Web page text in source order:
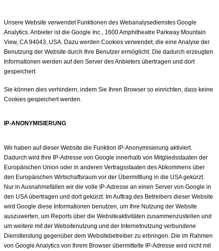
Unsere Website verwendet Funktionen des Webanalysedienstes Google
Analytics. Anbieter ist die Google Inc., 1600 Amphitheatre Parkway Mountain
View, CA 94043, USA. Dazu werden Cookies verwendet, die eine Analyse der
Benutzung der Website durch Ihre Benutzer ermöglicht. Die dadurch erzeugten
Informationen werden auf den Server des Anbieters übertragen und dort
gespeichert.
Sie können dies verhindern, indem Sie Ihren Browser so einrichten, dass keine
Cookies gespeichert werden.
IP-ANONYMISIERUNG
Wir haben auf dieser Website die Funktion IP-Anonymisierung aktiviert.
Dadurch wird Ihre IP-Adresse von Google innerhalb von Mitgliedsstaaten der
Europäischen Union oder in anderen Vertragsstaaten des Abkommens über
den Europäischen Wirtschaftsraum vor der Übermittlung in die USA gekürzt.
Nur in Ausnahmefällen wir die volle IP-Adresse an einen Server von Google in
den USA übertragen und dort gekürzt. Im Auftrag des Betreibers dieser Website
wird Google diese Informationen benutzen, um Ihre Nutzung der Website
auszuwerten, um Reports über die Websiteaktivitäten zusammenzustellen und
um weitere mit der Websitenutzung und der Internetnutzung verbundene
Dienstleistung gegenüber dem Websitebetreiber zu erbringen. Die im Rahmen
von Google Analytics von Ihrem Browser übermittelte IP-Adresse wird nicht mit